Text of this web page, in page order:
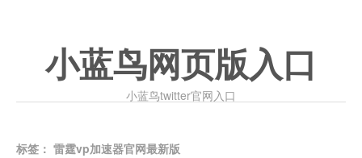
小蓝鸟网页版入口
小蓝鸟twitter官网入口
标签： 雷霆vp加速器官网最新版